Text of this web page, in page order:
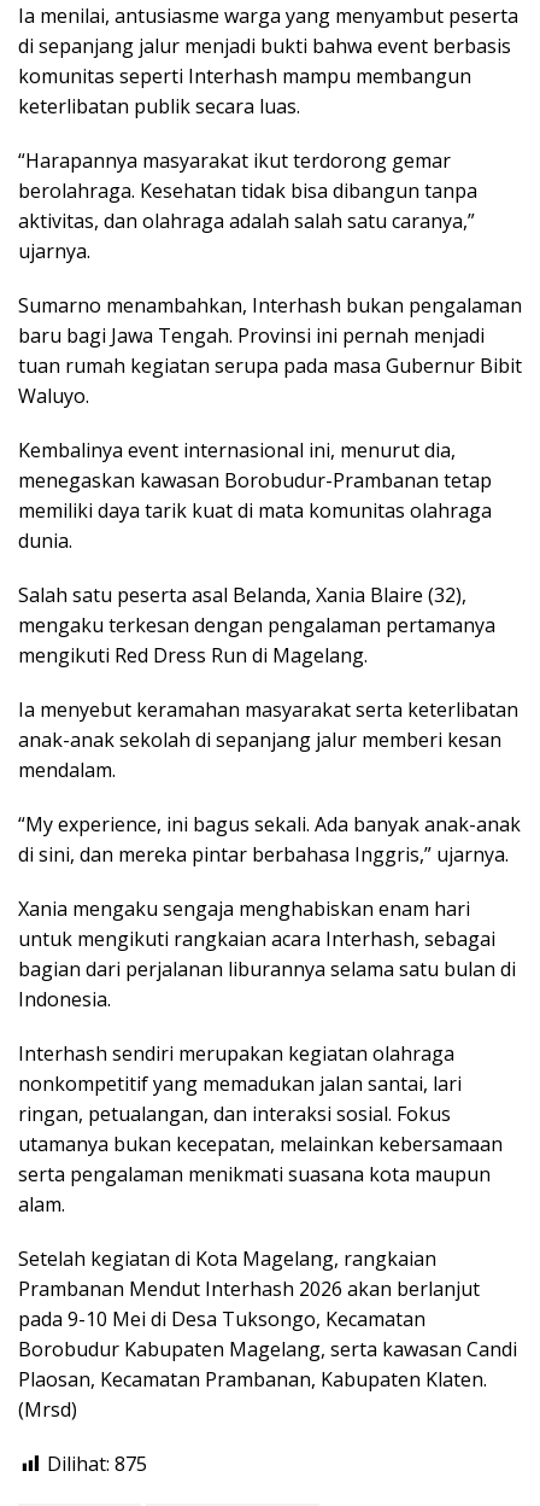
Ia menilai, antusiasme warga yang menyambut peserta
di sepanjang jalur menjadi bukti bahwa event berbasis
komunitas seperti Interhash mampu membangun
keterlibatan publik secara luas.
“Harapannya masyarakat ikut terdorong gemar
berolahraga. Kesehatan tidak bisa dibangun tanpa
aktivitas, dan olahraga adalah salah satu caranya,”
ujarnya.
Sumarno menambahkan, Interhash bukan pengalaman
baru bagi Jawa Tengah. Provinsi ini pernah menjadi
tuan rumah kegiatan serupa pada masa Gubernur Bibit
Waluyo.
Kembalinya event internasional ini, menurut dia,
menegaskan kawasan Borobudur-Prambanan tetap
memiliki daya tarik kuat di mata komunitas olahraga
dunia.
Salah satu peserta asal Belanda, Xania Blaire (32),
mengaku terkesan dengan pengalaman pertamanya
mengikuti Red Dress Run di Magelang.
Ia menyebut keramahan masyarakat serta keterlibatan
anak-anak sekolah di sepanjang jalur memberi kesan
mendalam.
“My experience, ini bagus sekali. Ada banyak anak-anak
di sini, dan mereka pintar berbahasa Inggris,” ujarnya.
Xania mengaku sengaja menghabiskan enam hari
untuk mengikuti rangkaian acara Interhash, sebagai
bagian dari perjalanan liburannya selama satu bulan di
Indonesia.
Interhash sendiri merupakan kegiatan olahraga
nonkompetitif yang memadukan jalan santai, lari
ringan, petualangan, dan interaksi sosial. Fokus
utamanya bukan kecepatan, melainkan kebersamaan
serta pengalaman menikmati suasana kota maupun
alam.
Setelah kegiatan di Kota Magelang, rangkaian
Prambanan Mendut Interhash 2026 akan berlanjut
pada 9-10 Mei di Desa Tuksongo, Kecamatan
Borobudur Kabupaten Magelang, serta kawasan Candi
Plaosan, Kecamatan Prambanan, Kabupaten Klaten.
(Mrsd)
Dilihat: 875